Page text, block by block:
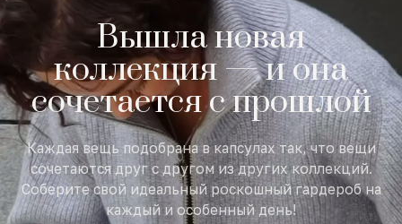
Вышла новая
коллекция — и она
сочетается с прошлой
Каждая вещь подобрана в капсулах так, что вещи
сочетаются друг с другом из других коллекций.
Соберите свой идеальный роскошный гардероб на
каждый и особенный день!